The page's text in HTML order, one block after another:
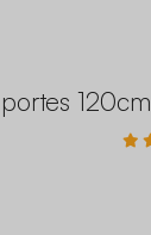
120cm